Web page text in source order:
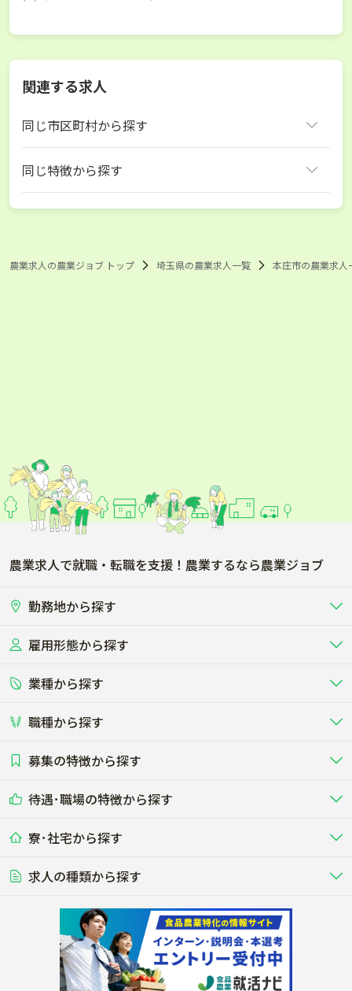
関連する求人
同じ市区町村から探す
同じ特徴から探す
農業求人の農業ジョブ トップ 埼玉県の農業求人一覧 本庄市の農業求人
農業求人で就職・転職を支援！農業するなら農業ジョブ
勤務地から探す
北海道
関東
東海
雇用形態から探す
正社員 バイト・アルバイト・パート
短期アルバイト
その他（独立・副業など）
業種から探す
畜産（酪農･肉牛･養豚･養鶏など）
酪農
する牧場
養豚
る養豚場
レースで活躍する馬の手入れや子馬
その他畜産
その他動物の畜産業（羊、ウズラな
ど）
畑・圃場で野菜・穀物を生産 ビニールハウスで多様な野菜の生産
稲作
ビニールハウスで観賞用植物の栽
植物工場
環境制御された工場で野菜の生産管
理
農業資材･肥料
農場設備・肥料・飼料の生産・流
農業用の機械・機材の開発・販
流通･商社
農産物・農産品の物流・卸し・輸出
入
その他業種
木材の植林・伐採・加工、または
漁業･養殖
魚介類の採捕・養殖、または水産加
工場
職種から探す
農場･牧場･現場職
専門職（獣医師･人工授精師･
研究･開発 WEB･IT
その他職種
募集の特徴から探す
未経験歓迎
学歴不問
50代採用実績あり
AT免許OK
内定まで最短1週間 管理者･幹部採用
待遇･職場の特徴から探す
社会保険完備
食事補助あり
年間休日100日以上
経験者優遇 独立支援可能
寮･社宅から探す
単身寮あり
寮･社宅相談可
求人の種類から探す
転職おまかせ求人